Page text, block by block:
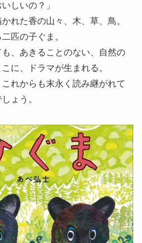
しいの？」
れた香の山々、木、草、鳥。
匹の子ぐま。
、あきることのない、自然の
に、ドラマが生まれる。
れからも末永く読み継がれて
ょう。